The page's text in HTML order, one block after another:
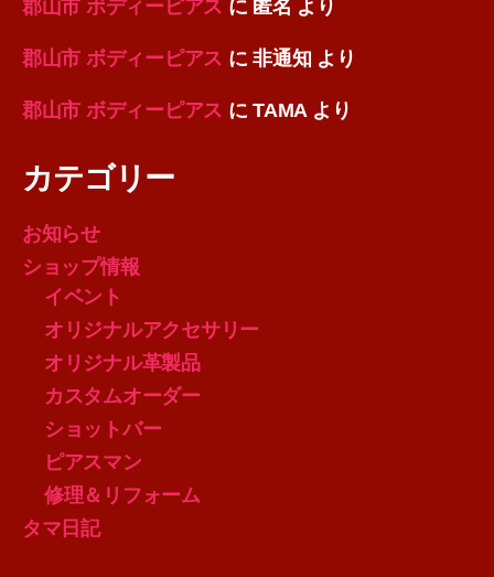
郡山市 ボディーピアス に 匿名 より
郡山市 ボディーピアス に非通知 より
郡山市 ボディーピアス にTAMA より
カテゴリー
お知らせ
ショップ情報
イベント
オリジナルアクセサリー
オリジナル革製品
カスタムオーダー
ショットバー
ピアスマン
修理＆リフォーム
タマ日記